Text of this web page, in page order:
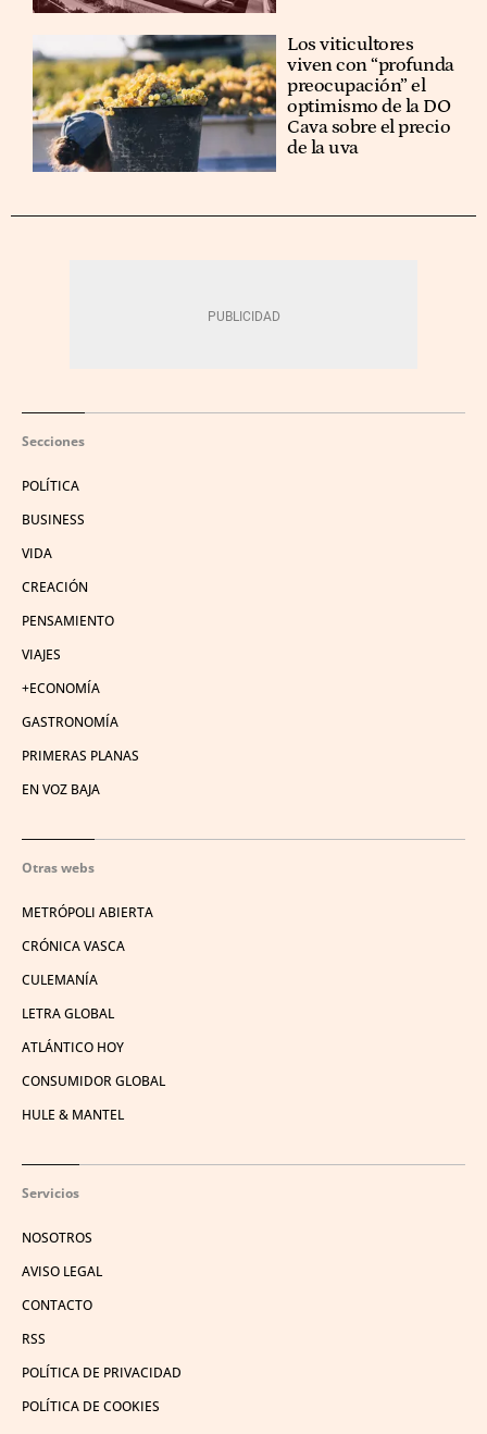
Los viticultores
viven con “profunda
preocupación” el
optimismo de la DO
Cava sobre el precio
de la uva
Secciones
POLÍTICA
BUSINESS
VIDA
CREACIÓN
PENSAMIENTO
VIAJES
+ECONOMÍA
GASTRONOMÍA
PRIMERAS PLANAS
EN VOZ BAJA
Otras webs
METRÓPOLI ABIERTA
CRÓNICA VASCA
CULEMANÍA
LETRA GLOBAL
ATLÁNTICO HOY
CONSUMIDOR GLOBAL
HULE & MANTEL
Servicios
NOSOTROS
AVISO LEGAL
CONTACTO
RSS
POLÍTICA DE PRIVACIDAD
POLÍTICA DE COOKIES